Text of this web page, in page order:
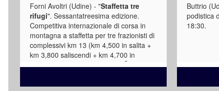
Forni Avoltri (Udine) - "Staffetta tre
rifugi". Sessantatreesima edizione.
Competitiva internazionale di corsa in
montagna a staffetta per tre frazionisti di
complessivi km 13 (km 4,500 in salita +
km 3,800 saliscendi + km 4,700 in
discesa). Partenza dalla localitÃ Collina.
Buttrio
podistica
18:30.